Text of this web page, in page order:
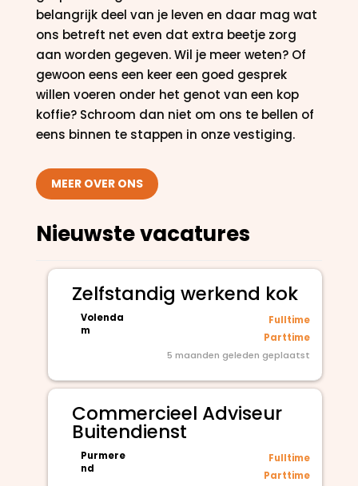
belangrijk deel van je leven en daar mag wat
ons betreft net even dat extra beetje zorg
aan worden gegeven. Wil je meer weten? Of
gewoon eens een keer een goed gesprek
willen voeren onder het genot van een kop
koffie? Schroom dan niet om ons te bellen of
eens binnen te stappen in onze vestiging.
MEER OVER ONS
Nieuwste vacatures
Zelfstandig werkend kok
Volenda
m
Fulltime
Parttime
5 maanden geleden geplaatst
Commercieel Adviseur
Buitendienst
Purmere
nd
Fulltime
Parttime